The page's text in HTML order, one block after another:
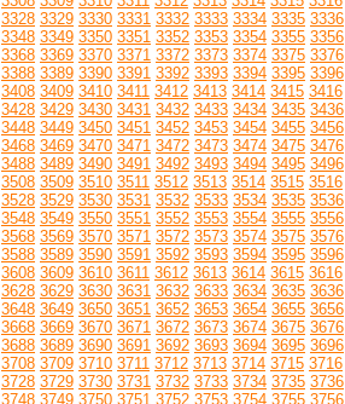
3328 3329 3330 3331 3332 3333 3334 3335 3336
3348 3349 3350 3351 3352 3353 3354 3355 3356
3368 3369 3370 3371 3372 3373 3374 3375 3376
3388 3389 3390 3391 3392 3393 3394 3395 3396
3408 3409 3410 3411 3412 3413 3414 3415 3416
3428 3429 3430 3431 3432 3433 3434 3435 3436
3448 3449 3450 3451 3452 3453 3454 3455 3456
3468 3469 3470 3471 3472 3473 3474 3475 3476
3488 3489 3490 3491 3492 3493 3494 3495 3496
3508 3509 3510 3511 3512 3513 3514 3515 3516
3528 3529 3530 3531 3532 3533 3534 3535 3536
3548 3549 3550 3551 3552 3553 3554 3555 3556
3568 3569 3570 3571 3572 3573 3574 3575 3576
3588 3589 3590 3591 3592 3593 3594 3595 3596
3608 3609 3610 3611 3612 3613 3614 3615 3616
3628 3629 3630 3631 3632 3633 3634 3635 3636
3648 3649 3650 3651 3652 3653 3654 3655 3656
3668 3669 3670 3671 3672 3673 3674 3675 3676
3688 3689 3690 3691 3692 3693 3694 3695 3696
3708 3709 3710 3711 3712 3713 3714 3715 3716
3728 3729 3730 3731 3732 3733 3734 3735 3736
3748 3749 3750 3751 3752 3753 3754 3755 3756